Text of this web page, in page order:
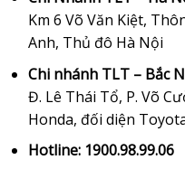
Km 6 Võ Văn Kiệt,
Anh, Thủ đô Hà Nội
Chi nhánh TLT – Bắc
Đ. Lê Thái Tổ, P. Võ
Honda, đối diện
Hotline: 1900.98.99.06